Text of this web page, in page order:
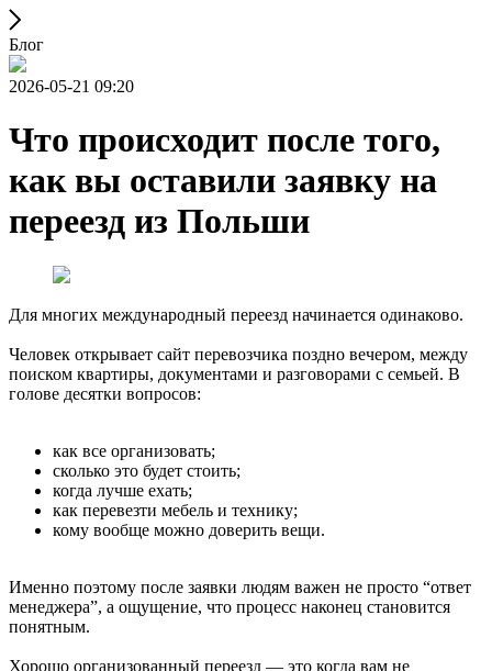
Блог
2026-05-21 09:20
Что происходит после того,
как вы оставили заявку на
переезд из Польши
Для многих международный переезд начинается одинаково.
Человек открывает сайт перевозчика поздно вечером, между
поиском квартиры, документами и разговорами с семьей. В
голове десятки вопросов:
как все организовать;
сколько это будет стоить;
когда лучше ехать;
как перевезти мебель и технику;
кому вообще можно доверить вещи.
Именно поэтому после заявки людям важен не просто “ответ
менеджера”, а ощущение, что процесс наконец становится
понятным.
Хорошо организованный переезд — это когда вам не